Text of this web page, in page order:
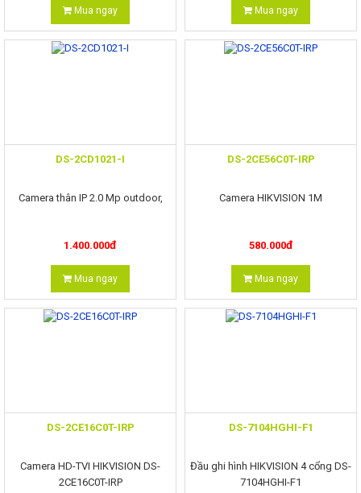
Mua ngay Mua ngay
DS-2CD1021-I
Camera thân IP 2.0 Mp outdoor,
1.400.000đ
Mua ngay
DS-2CE56C0T-IRP
Camera HIKVISION 1M
580.000đ
Mua ngay
DS-2CE16C0T-IRP
Camera HD-TVI HIKVISION DS-
2CE16C0T-IRP
DS-7104HGHI-F1
Đầu ghi hình HIKVISION 4 cổng DS-
7104HGHI-F1